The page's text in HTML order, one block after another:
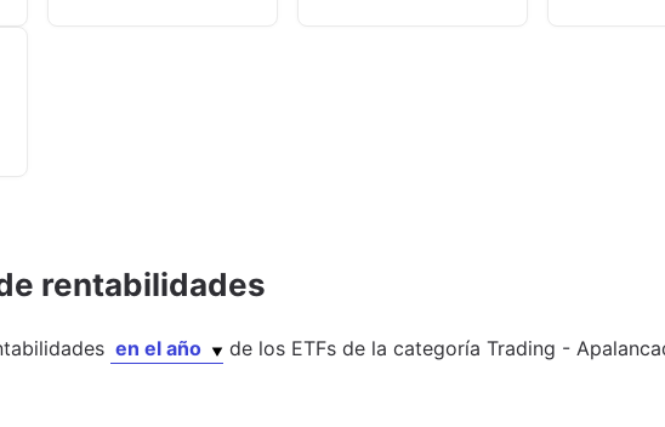
rentabilidades
en el año de los ETFs de la categoríaTrading -